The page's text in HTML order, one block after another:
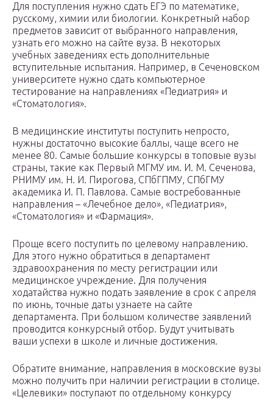
Для поступления нужно сдать ЕГЭ по математике,
русскому, химии или биологии. Конкретный набор
предметов зависит от выбранного направления,
узнать его можно на сайте вуза. В некоторых
учебных заведениях есть дополнительные
вступительные испытания. Например, в Сеченовском
университете нужно сдать компьютерное
тестирование на направлениях «Педиатрия» и
«Стоматология».
В медицинские институты поступить непросто,
нужны достаточно высокие баллы, чаще всего не
менее 80. Самые большие конкурсы в топовые вузы
страны, такие как Первый МГМУ им. И. М. Сеченова,
РНИМУ им. Н. И. Пирогова, СПбГПМУ, СПбГМУ
академика И. П. Павлова. Самые востребованные
направления – «Лечебное дело», «Педиатрия»,
«Стоматология» и «Фармация».
Проще всего поступить по целевому направлению.
Для этого нужно обратиться в департамент
здравоохранения по месту регистрации или
медицинское учреждение. Для получения
ходатайства нужно подать заявление в срок с апреля
по июнь, точные даты узнаете на сайте
департамента. При большом количестве заявлений
проводится конкурсный отбор. Будут учитывать
ваши успехи в школе и личные достижения.
Обратите внимание, направления в московские вузы
можно получить при наличии регистрации в столице.
«Целевики» поступают по отдельному конкурсу